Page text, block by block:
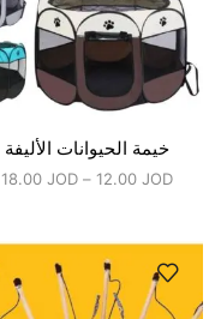
خيمة الحيوانات الأليفة
12.00 JOD
–
18.00 JOD